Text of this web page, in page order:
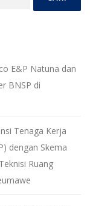
E&P Natuna dan
BNSP di
Tenaga Kerja
dengan Skema
Ruang